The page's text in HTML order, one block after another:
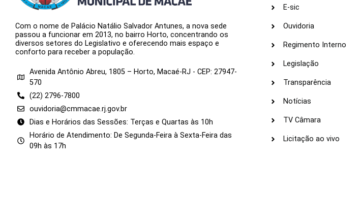
Com o nome de Palácio Natálio Salvador Antunes, a nova sede
passou a funcionar em 2013, no bairro Horto, concentrando os
diversos setores do Legislativo e oferecendo mais espaço e
conforto para receber a população.
Avenida Antônio Abreu, 1805 – Horto, Macaé-RJ - CEP: 27947-
570
(22) 2796-7800
ouvidoria@cmmacae.rj.gov.br
Dias e Horários das Sessões: Terças e Quartas às 10h
Horário de Atendimento: De Segunda-Feira à Sexta-Feira das
09h às 17h
E-sic
Ouvidoria
Regimento Interno
Legislação
Transparência
Notícias
TV Câmara
Licitação ao vivo